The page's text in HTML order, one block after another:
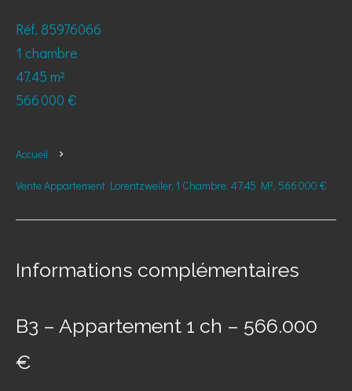
Réf. 85976066
1 chambre
47.45 m²
566 000 €
Accueil
Vente Appartement Lorentzweiler, 1 Chambre, 47.45 M², 566 000 €
Informations complémentaires
B3 – Appartement 1 ch – 566.000
€